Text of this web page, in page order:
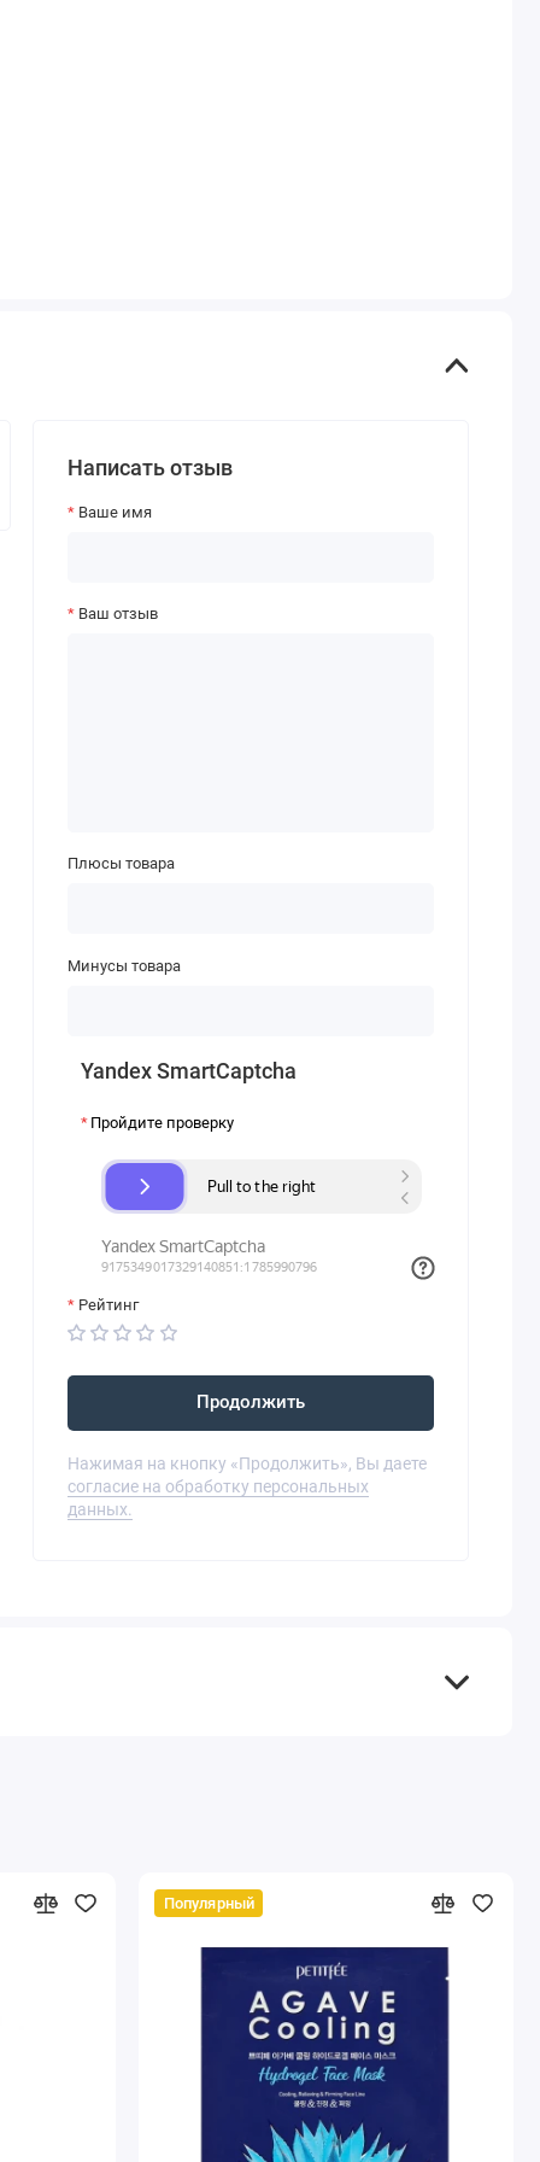
Написать отзыв
Ваше имя
Ваш отзыв
Плюсы товара
Минусы товара
Yandex SmartCaptcha
Пройдите проверку
Рейтинг
Продолжить
Нажимая на кнопку «Продолжить», Вы даете
согласие на обработку персональных
данных.
Популярный